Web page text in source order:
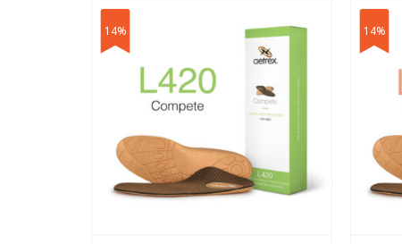
has
multiple
variants.
options
chosen
has
multiple
variants.
options
chosen
14% 14%